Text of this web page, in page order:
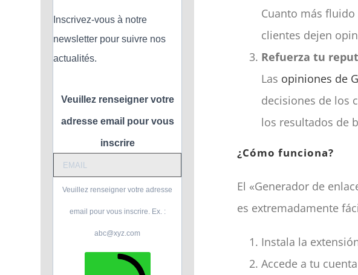
Cuanto más
clientes dejen
Refuerza tu
Las opiniones de
decisiones de los
los resultados de
¿Cómo funciona?
El «Generador de
es extremadamente
Instala la
Accede a tu
Inscrivez-vous à notre
newsletter pour suivre nos
actualités.
Veuillez renseigner votre
adresse email pour vous
inscrire
Veuillez renseigner votre adresse
email pour vous inscrire. Ex. :
abc@xyz.com